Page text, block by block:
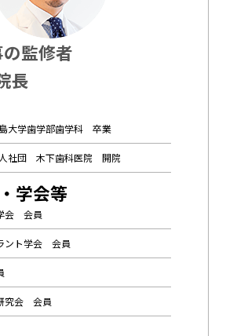
監修者
長
大学歯学部歯学科 卒業
社団 木下歯科医院 開院
学会等
会 会員
ント学会 会員
究会 会員